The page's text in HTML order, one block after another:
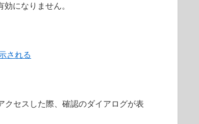
になりません。
される
クセスした際、確認のダイアログが表